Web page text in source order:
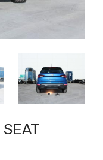
SEAT